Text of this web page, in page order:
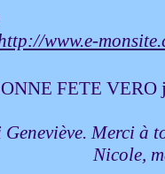
www.e-
FETE VERO
Merci à
Nicole,